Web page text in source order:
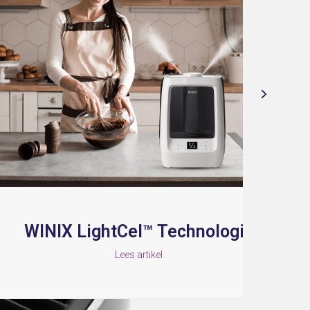
LightCel™ Technologie